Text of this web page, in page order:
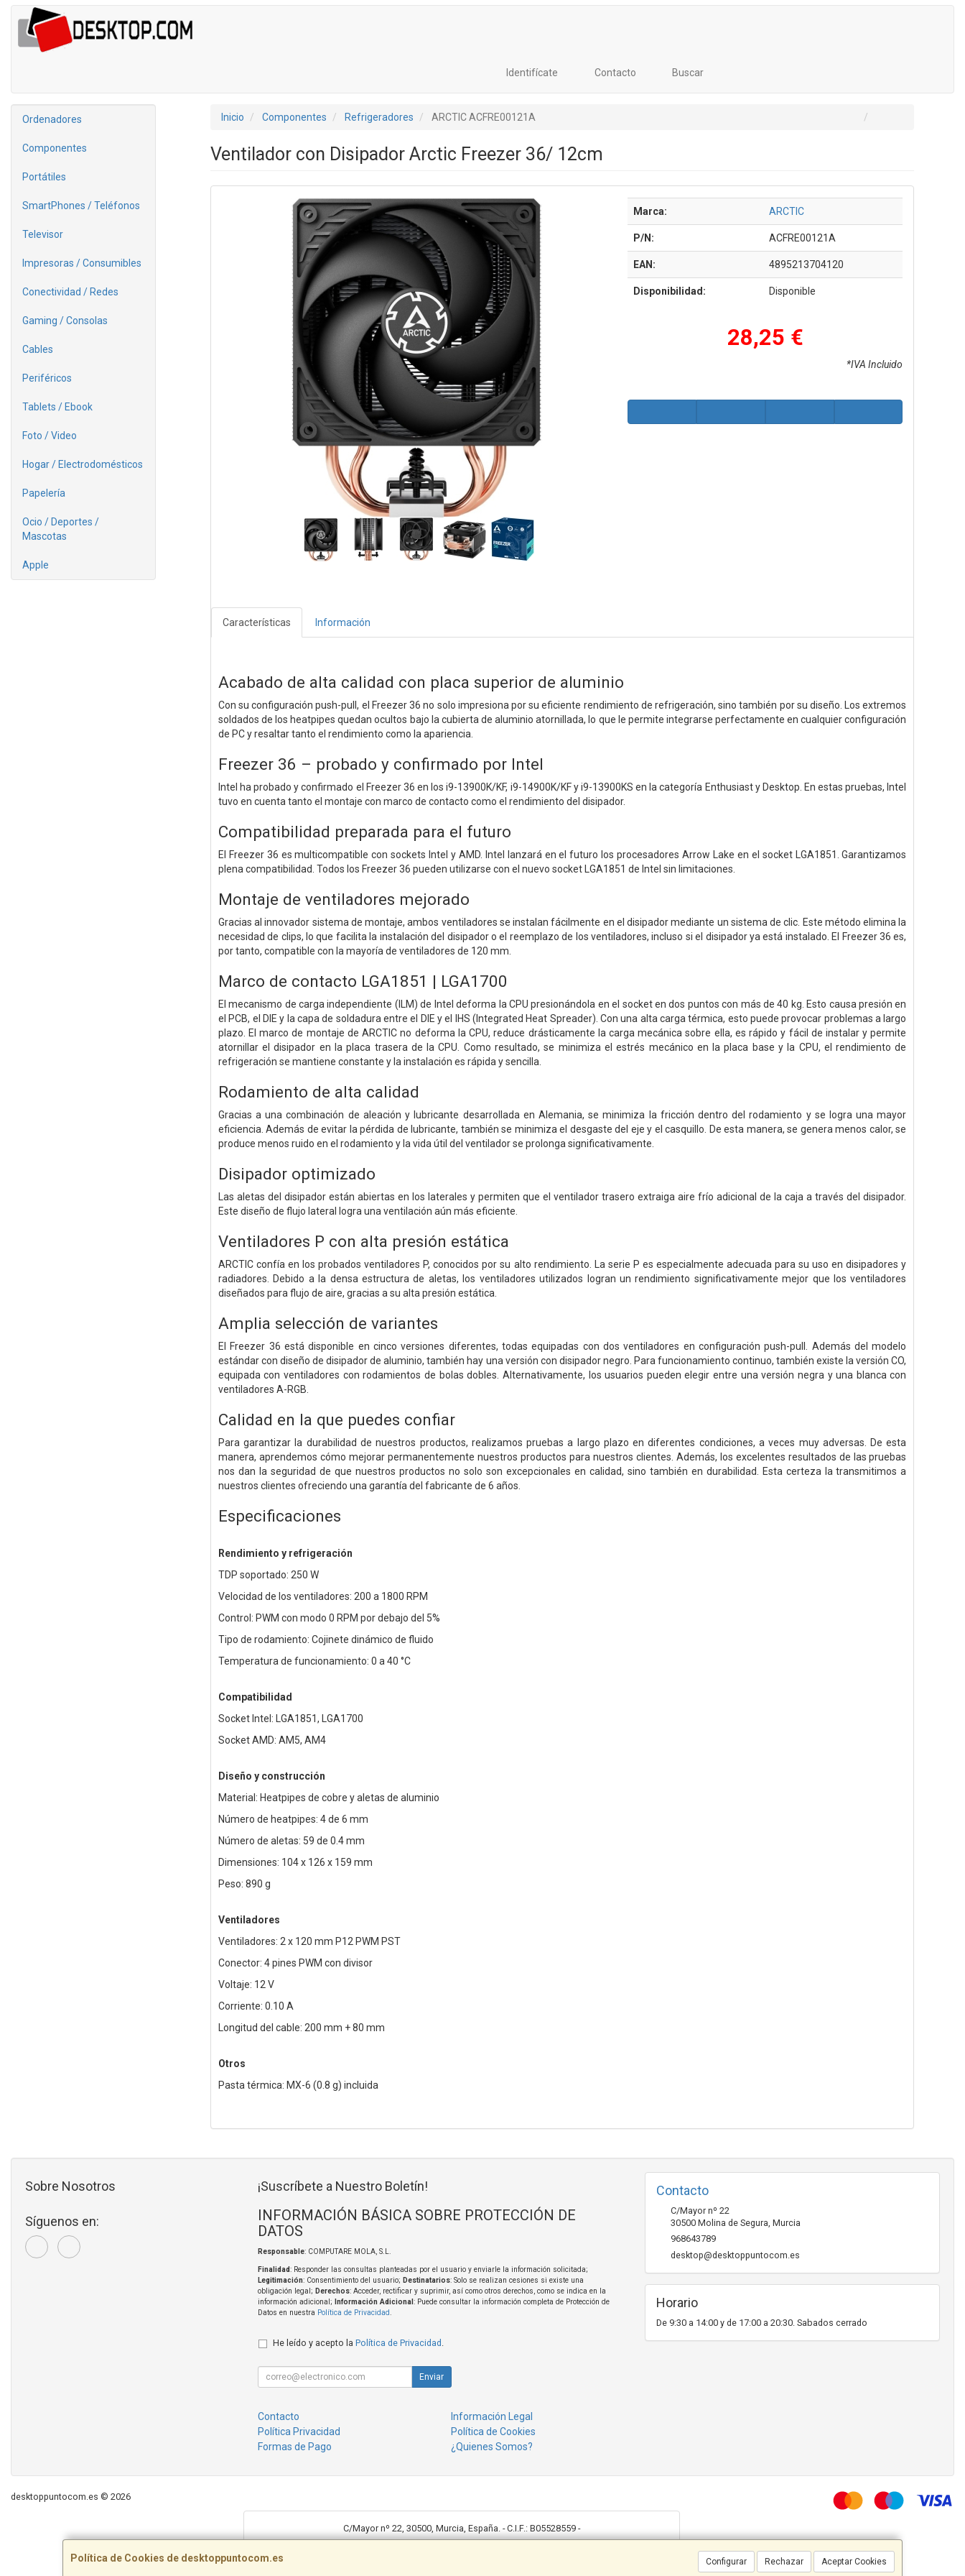
Identifícate Contacto Buscar
Ordenadores
Componentes
Portátiles
SmartPhones / Teléfonos
Televisor
Impresoras / Consumibles
Conectividad / Redes
Gaming / Consolas
Cables
Periféricos
Tablets / Ebook
Foto / Video
Hogar / Electrodomésticos
Papelería
Ocio / Deportes /
Mascotas
Apple
Inicio Componentes Refrigeradores ARCTIC ACFRE00121A
Ventilador con Disipador Arctic Freezer 36/ 12cm
Marca: ARCTIC
P/N: ACFRE00121A
EAN: 4895213704120
Disponibilidad: Disponible
28,25 €
*IVA Incluido
Características Información
Acabado de alta calidad con placa superior de aluminio
Con su configuración push-pull, el Freezer 36 no solo impresiona por su eficiente rendimiento de refrigeración, sino también por su diseño. Los extremos
soldados de los heatpipes quedan ocultos bajo la cubierta de aluminio atornillada, lo que le permite integrarse perfectamente en cualquier configuración
de PC y resaltar tanto el rendimiento como la apariencia.
Freezer 36 – probado y confirmado por Intel
Intel ha probado y confirmado el Freezer 36 en los i9-13900K/KF, i9-14900K/KF y i9-13900KS en la categoría Enthusiast y Desktop. En estas pruebas, Intel
tuvo en cuenta tanto el montaje con marco de contacto como el rendimiento del disipador.
Compatibilidad preparada para el futuro
El Freezer 36 es multicompatible con sockets Intel y AMD. Intel lanzará en el futuro los procesadores Arrow Lake en el socket LGA1851. Garantizamos
plena compatibilidad. Todos los Freezer 36 pueden utilizarse con el nuevo socket LGA1851 de Intel sin limitaciones.
Montaje de ventiladores mejorado
Gracias al innovador sistema de montaje, ambos ventiladores se instalan fácilmente en el disipador mediante un sistema de clic. Este método elimina la
necesidad de clips, lo que facilita la instalación del disipador o el reemplazo de los ventiladores, incluso si el disipador ya está instalado. El Freezer 36 es,
por tanto, compatible con la mayoría de ventiladores de 120 mm.
Marco de contacto LGA1851 | LGA1700
El mecanismo de carga independiente (ILM) de Intel deforma la CPU presionándola en el socket en dos puntos con más de 40 kg. Esto causa presión en
el PCB, el DIE y la capa de soldadura entre el DIE y el IHS (Integrated Heat Spreader). Con una alta carga térmica, esto puede provocar problemas a largo
plazo. El marco de montaje de ARCTIC no deforma la CPU, reduce drásticamente la carga mecánica sobre ella, es rápido y fácil de instalar y permite
atornillar el disipador en la placa trasera de la CPU. Como resultado, se minimiza el estrés mecánico en la placa base y la CPU, el rendimiento de
refrigeración se mantiene constante y la instalación es rápida y sencilla.
Rodamiento de alta calidad
Gracias a una combinación de aleación y lubricante desarrollada en Alemania, se minimiza la fricción dentro del rodamiento y se logra una mayor
eficiencia. Además de evitar la pérdida de lubricante, también se minimiza el desgaste del eje y el casquillo. De esta manera, se genera menos calor, se
produce menos ruido en el rodamiento y la vida útil del ventilador se prolonga significativamente.
Disipador optimizado
Las aletas del disipador están abiertas en los laterales y permiten que el ventilador trasero extraiga aire frío adicional de la caja a través del disipador.
Este diseño de flujo lateral logra una ventilación aún más eficiente.
Ventiladores P con alta presión estática
ARCTIC confía en los probados ventiladores P, conocidos por su alto rendimiento. La serie P es especialmente adecuada para su uso en disipadores y
radiadores. Debido a la densa estructura de aletas, los ventiladores utilizados logran un rendimiento significativamente mejor que los ventiladores
diseñados para flujo de aire, gracias a su alta presión estática.
Amplia selección de variantes
El Freezer 36 está disponible en cinco versiones diferentes, todas equipadas con dos ventiladores en configuración push-pull. Además del modelo
estándar con diseño de disipador de aluminio, también hay una versión con disipador negro. Para funcionamiento continuo, también existe la versión CO,
equipada con ventiladores con rodamientos de bolas dobles. Alternativamente, los usuarios pueden elegir entre una versión negra y una blanca con
ventiladores A-RGB.
Calidad en la que puedes confiar
Para garantizar la durabilidad de nuestros productos, realizamos pruebas a largo plazo en diferentes condiciones, a veces muy adversas. De esta
manera, aprendemos cómo mejorar permanentemente nuestros productos para nuestros clientes. Además, los excelentes resultados de las pruebas
nos dan la seguridad de que nuestros productos no solo son excepcionales en calidad, sino también en durabilidad. Esta certeza la transmitimos a
nuestros clientes ofreciendo una garantía del fabricante de 6 años.
Especificaciones
Rendimiento y refrigeración
TDP soportado: 250 W
Velocidad de los ventiladores: 200 a 1800 RPM
Control: PWM con modo 0 RPM por debajo del 5%
Tipo de rodamiento: Cojinete dinámico de fluido
Temperatura de funcionamiento: 0 a 40 °C
Compatibilidad
Socket Intel: LGA1851, LGA1700
Socket AMD: AM5, AM4
Diseño y construcción
Material: Heatpipes de cobre y aletas de aluminio
Número de heatpipes: 4 de 6 mm
Número de aletas: 59 de 0.4 mm
Dimensiones: 104 x 126 x 159 mm
Peso: 890 g
Ventiladores
Ventiladores: 2 x 120 mm P12 PWM PST
Conector: 4 pines PWM con divisor
Voltaje: 12 V
Corriente: 0.10 A
Longitud del cable: 200 mm + 80 mm
Otros
Pasta térmica: MX-6 (0.8 g) incluida
Política de Cookies de desktoppuntocom.es Configurar Rechazar Aceptar Cookies
Sobre Nosotros
Síguenos en:
¡Suscríbete a Nuestro Boletín!
INFORMACIÓN BÁSICA SOBRE PROTECCIÓN DE
DATOS
Responsable: COMPUTARE MOLA, S.L.
Finalidad: Responder las consultas planteadas por el usuario y enviarle la información solicitada;
Legitimación: Consentimiento del usuario; Destinatarios: Solo se realizan cesiones si existe una
obligación legal; Derechos: Acceder, rectificar y suprimir, así como otros derechos, como se indica en la
información adicional;
Información Adicional : Puede consultar la información completa de Protección de
Datos en nuestra Política de Privacidad.
He leído y acepto la Política de Privacidad .
Enviar
Contacto
Información Legal
Política Privacidad
Política de Cookies
Formas de Pago
¿Quienes Somos?
Contacto
C/Mayor nº 22
30500 Molina de Segura, Murcia
968643789
desktop@desktoppuntocom.es
Horario
De 9:30 a 14:00 y de 17:00 a 20:30. Sabados cerrado
desktoppuntocom.es © 2026
C/Mayor nº 22, 30500, Murcia, España. - C.I.F.: B05528559 -